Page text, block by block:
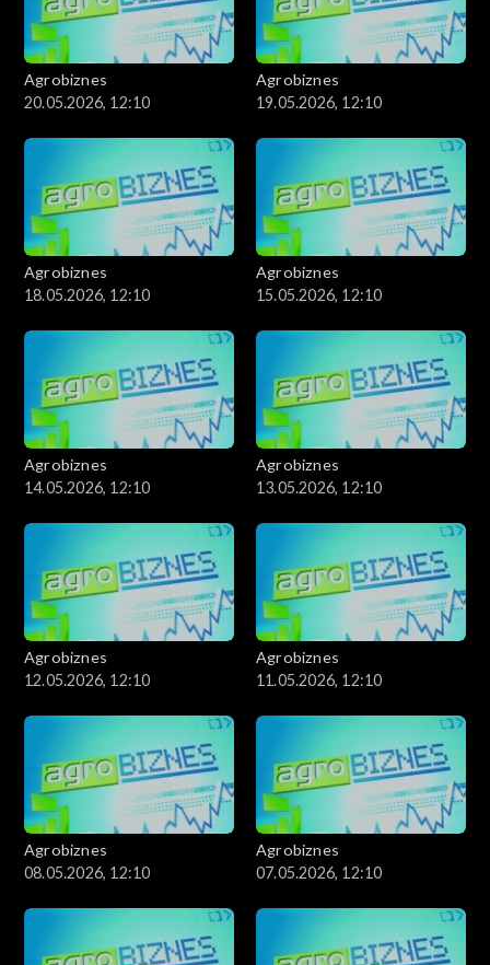
Agrobiznes
20.05.2026, 12:10
Agrobiznes
19.05.2026, 12:10
Agrobiznes
18.05.2026, 12:10
Agrobiznes
15.05.2026, 12:10
Agrobiznes
14.05.2026, 12:10
Agrobiznes
13.05.2026, 12:10
Agrobiznes
12.05.2026, 12:10
Agrobiznes
11.05.2026, 12:10
Agrobiznes
08.05.2026, 12:10
Agrobiznes
07.05.2026, 12:10